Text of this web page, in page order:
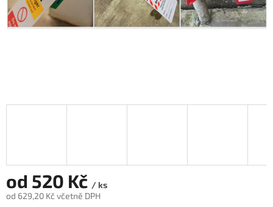
od 520 Kč / ks
od 629,20 Kč včetně DPH